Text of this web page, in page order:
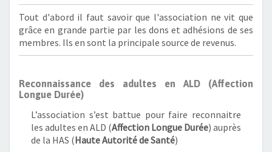
Tout d'abord il faut savoir que l'association ne vit que
grâce en grande partie par les dons et adhésions de ses
membres. Ils en sont la principale source de revenus.
Reconnaissance des adultes en ALD (Affection
Longue Durée)
L’association s’est battue pour faire reconnaitre
les adultes en ALD (Affection Longue Durée) auprès
de la HAS (Haute Autorité de Santé)